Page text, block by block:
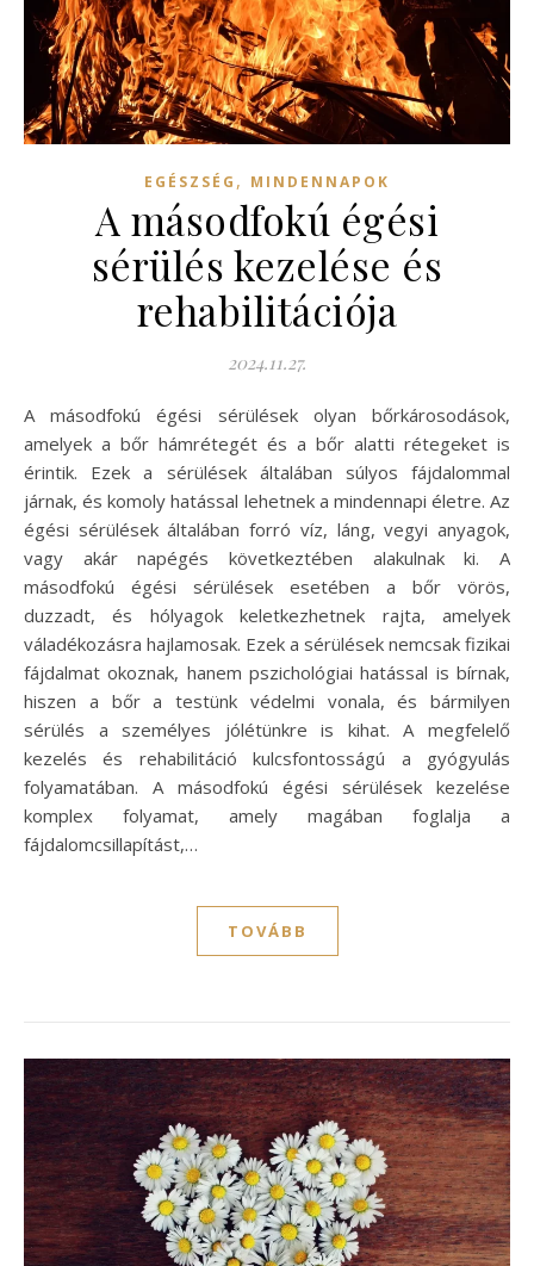
EGÉSZSÉG , MINDENNAPOK
A másodfokú égési
sérülés kezelése és
rehabilitációja
2024.11.27.
A másodfokú égési sérülések olyan bőrkárosodások,
amelyek a bőr hámrétegét és a bőr alatti rétegeket is
érintik. Ezek a sérülések általában súlyos fájdalommal
járnak, és komoly hatással lehetnek a mindennapi életre. Az
égési sérülések általában forró víz, láng, vegyi anyagok,
vagy akár napégés következtében alakulnak ki. A
másodfokú égési sérülések esetében a bőr vörös,
duzzadt, és hólyagok keletkezhetnek rajta, amelyek
váladékozásra hajlamosak. Ezek a sérülések nemcsak fizikai
fájdalmat okoznak, hanem pszichológiai hatással is bírnak,
hiszen a bőr a testünk védelmi vonala, és bármilyen
sérülés a személyes jólétünkre is kihat. A megfelelő
kezelés és rehabilitáció kulcsfontosságú a gyógyulás
folyamatában. A másodfokú égési sérülések kezelése
komplex folyamat, amely magában foglalja a
fájdalomcsillapítást,…
TOVÁBB